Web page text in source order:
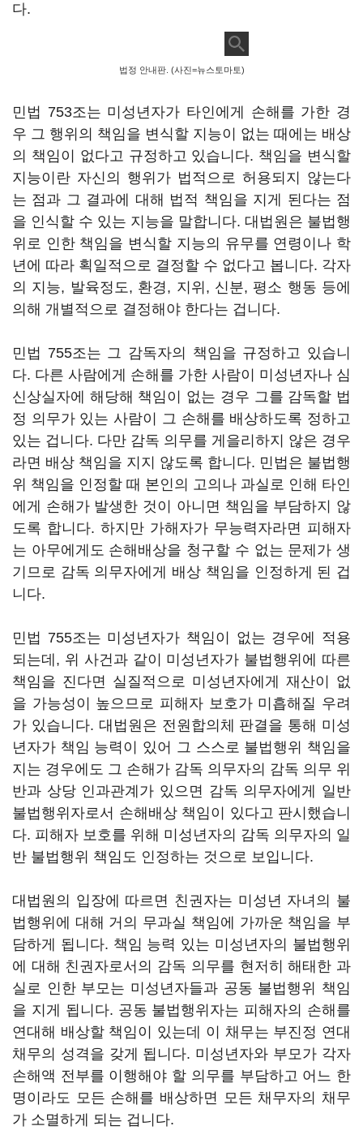
다.
법정 안내판. (사진=뉴스토마토)
민법 753조는 미성년자가 타인에게 손해를 가한 경
우 그 행위의 책임을 변식할 지능이 없는 때에는 배상
의 책임이 없다고 규정하고 있습니다. 책임을 변식할
지능이란 자신의 행위가 법적으로 허용되지 않는다
는 점과 그 결과에 대해 법적 책임을 지게 된다는 점
을 인식할 수 있는 지능을 말합니다. 대법원은 불법행
위로 인한 책임을 변식할 지능의 유무를 연령이나 학
년에 따라 획일적으로 결정할 수 없다고 봅니다. 각자
의 지능, 발육정도, 환경, 지위, 신분, 평소 행동 등에
의해 개별적으로 결정해야 한다는 겁니다.
민법 755조는 그 감독자의 책임을 규정하고 있습니
다. 다른 사람에게 손해를 가한 사람이 미성년자나 심
신상실자에 해당해 책임이 없는 경우 그를 감독할 법
정 의무가 있는 사람이 그 손해를 배상하도록 정하고
있는 겁니다. 다만 감독 의무를 게을리하지 않은 경우
라면 배상 책임을 지지 않도록 합니다. 민법은 불법행
위 책임을 인정할 때 본인의 고의나 과실로 인해 타인
에게 손해가 발생한 것이 아니면 책임을 부담하지 않
도록 합니다. 하지만 가해자가 무능력자라면 피해자
는 아무에게도 손해배상을 청구할 수 없는 문제가 생
기므로 감독 의무자에게 배상 책임을 인정하게 된 겁
니다.
민법 755조는 미성년자가 책임이 없는 경우에 적용
되는데, 위 사건과 같이 미성년자가 불법행위에 따른
책임을 진다면 실질적으로 미성년자에게 재산이 없
을 가능성이 높으므로 피해자 보호가 미흡해질 우려
가 있습니다. 대법원은 전원합의체 판결을 통해 미성
년자가 책임 능력이 있어 그 스스로 불법행위 책임을
지는 경우에도 그 손해가 감독 의무자의 감독 의무 위
반과 상당 인과관계가 있으면 감독 의무자에게 일반
불법행위자로서 손해배상 책임이 있다고 판시했습니
다. 피해자 보호를 위해 미성년자의 감독 의무자의 일
반 불법행위 책임도 인정하는 것으로 보입니다.
대법원의 입장에 따르면 친권자는 미성년 자녀의 불
법행위에 대해 거의 무과실 책임에 가까운 책임을 부
담하게 됩니다. 책임 능력 있는 미성년자의 불법행위
에 대해 친권자로서의 감독 의무를 현저히 해태한 과
실로 인한 부모는 미성년자들과 공동 불법행위 책임
을 지게 됩니다. 공동 불법행위자는 피해자의 손해를
연대해 배상할 책임이 있는데 이 채무는 부진정 연대
채무의 성격을 갖게 됩니다. 미성년자와 부모가 각자
손해액 전부를 이행해야 할 의무를 부담하고 어느 한
명이라도 모든 손해를 배상하면 모든 채무자의 채무
가 소멸하게 되는 겁니다.